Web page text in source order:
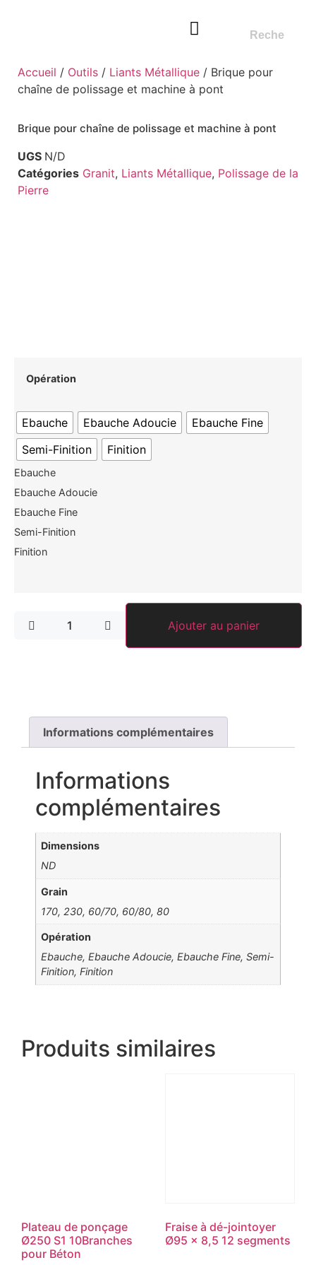
Accueil / Outils / Liants Métallique / Brique pour
chaîne de polissage et machine à pont
Brique pour chaîne de polissage et machine à pont
UGS N/D
Catégories Granit, Liants Métallique, Polissage de la
Pierre
Opération
Ebauche Ebauche Adoucie
Ebauche Fine
Semi-Finition
Finition
Ebauche
Ebauche Adoucie
Ebauche Fine
Semi-Finition
Finition
Ajouter au panier
Informations complémentaires
Informations
complémentaires
Dimensions
ND
Grain
170, 230, 60/70, 60/80, 80
Opération
Ebauche, Ebauche Adoucie, Ebauche Fine, Semi-
Finition, Finition
Produits similaires
Plateau de ponçage
Ø250 S1 10Branches
pour Béton
Fraise à dé-jointoyer
Ø95 x 8,5 12 segments